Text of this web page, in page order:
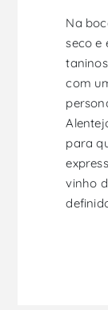
Na
seco e
com
para
vinho